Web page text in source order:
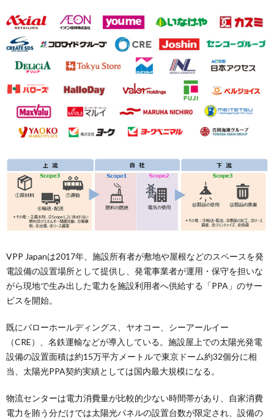
VPP Japanは2017年、施設所有者が敷地や屋根などのスペースを発
電設備の設置場所として提供し、発電事業者が運用・保守を担いな
がら現地で生み出した電力を施設利用者へ供給する「PPA」のサー
ビスを開始。
既にバローホールディングス、ヤオコー、シーアールイー
（CRE）、名鉄運輸などが導入している。施設屋上での太陽光発電
設備の設置面積は約15万平方メートルで東京ドーム約32個分に相
当、太陽光PPA契約実績としては国内最大規模になる。
物流センターは電力消費量が比較的少ない時間帯があり、自家消費
電力を賄う分だけでは太陽光パネルの設置台数が限定され、設備の